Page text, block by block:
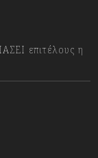
επιτέλους η